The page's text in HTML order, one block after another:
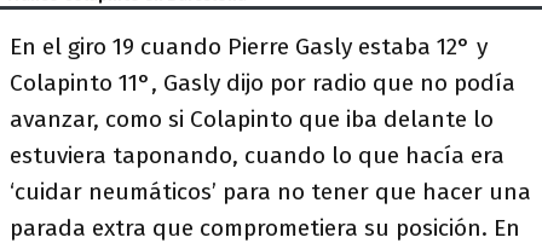
En el giro 19 cuando Pierre Gasly estaba 12° y
Colapinto 11°, Gasly dijo por radio que no podía
avanzar, como si Colapinto que iba delante lo
estuviera taponando, cuando lo que hacía era
‘cuidar neumáticos’ para no tener que hacer una
parada extra que comprometiera su posición. En